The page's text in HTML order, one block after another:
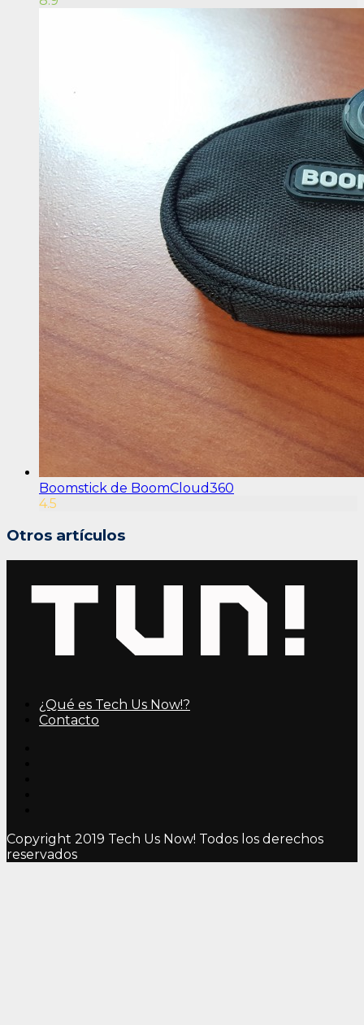
Boomstick de BoomCloud360
4.5
Otros artículos
¿Qué es Tech Us Now!?
Contacto
Copyright 2019 Tech Us Now! Todos los derechos
reservados